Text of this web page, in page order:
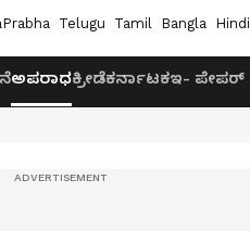
Telugu Tamil Bangla Hindi
ಅಪರಾಧಕ್ರೀಡೆಕರ್ನಾಟಕಇ- ಪೇಪರ್